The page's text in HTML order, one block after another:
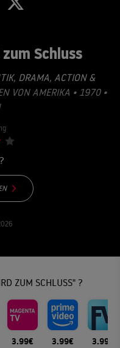
Schluss
, DRAMA, ACTION &
VON AMERIKA • 1970 •
ZUM SCHLUSS" ?
3.99€ 3.99€ 3.99€